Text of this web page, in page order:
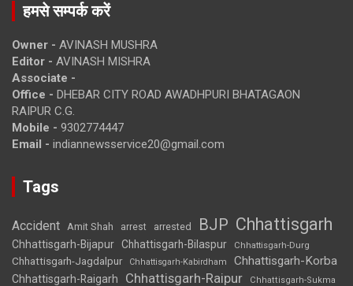
हमसे सम्पर्क करें
Owner - AVINASH MUSHRA
Editor - AVINASH MISHRA
Associate -
Office - DHEBAR CITY ROAD AWADHPURI BHATAGAON
RAIPUR C.G.
Mobile - 9302774447
Email - indiannewsservice20@gmail.com
Tags
Accident Amit Shah arrest arrested BJP Chhattisgarh
Chhattisgarh-Bijapur Chhattisgarh-Bilaspur Chhattisgarh-Durg
Chhattisgarh-Jagdalpur Chhattisgarh-Kabirdham Chhattisgarh-Korba
Chhattisgarh-Raigarh Chhattisgarh-Raipur
Chhattisgarh-Sukma